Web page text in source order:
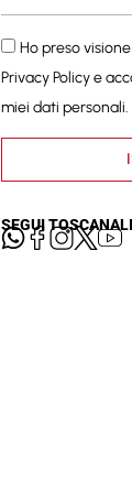
Ho preso
Privacy Policye
miei dati personali.
SEGUI